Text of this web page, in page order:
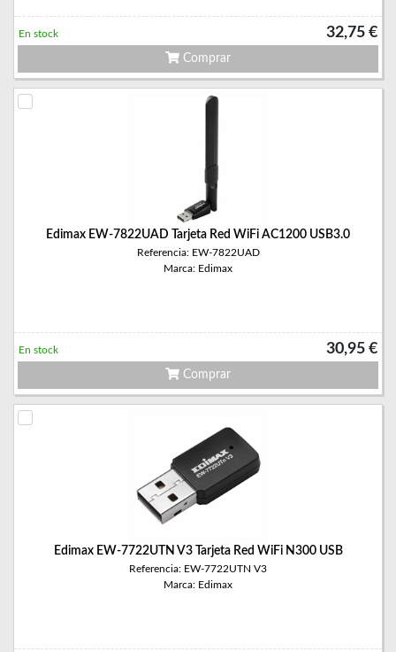
32,75 €
En stock
Comprar
Edimax EW-7822UAD Tarjeta Red WiFi AC1200 USB3.0
Referencia: EW-7822UAD
Marca: Edimax
30,95 €
En stock
Comprar
Edimax EW-7722UTN V3 Tarjeta Red WiFi N300 USB
Referencia: EW-7722UTN V3
Marca: Edimax